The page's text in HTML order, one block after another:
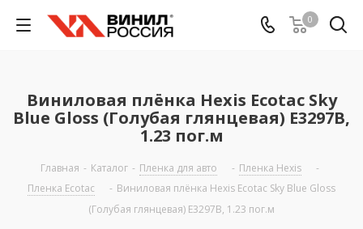
0
Виниловая плёнка Hexis Ecotac Sky
Blue Gloss (Голубая глянцевая) E3297B,
1.23 пог.м
Главная - Каталог - Пленка для авто - Пленка Hexis
-
Пленка Ecotac
- Виниловая плёнка Hexis Ecotac Sky Blue Gloss
(Голубая глянцевая) E3297B, 1.23 пог.м